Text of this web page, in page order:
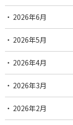
2026年6月
2026年5月
2026年4月
2026年3月
2026年2月